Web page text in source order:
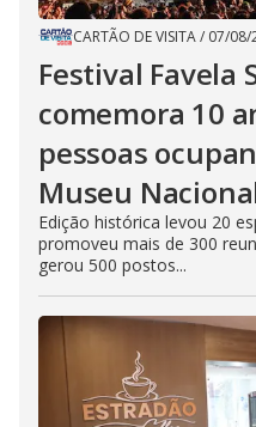
CARTÃO DE VISITA/ 07/08/
Festival Favela
comemora 10
pessoas
Museu
Edição histórica levou 20
promoveu mais de 300
gerou 500 postos...